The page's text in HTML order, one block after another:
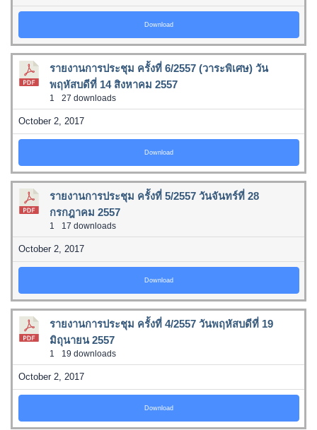
Download
รายงานการประชุม ครั้งที่ 6/2557 (วาระพิเศษ) วัน
พฤหัสบดีที่ 14 สิงหาคม 2557
1 27 downloads
October 2, 2017
Download
รายงานการประชุม ครั้งที่ 5/2557 วันจันทร์ที่ 28
กรกฎาคม 2557
1 17 downloads
October 2, 2017
Download
รายงานการประชุม ครั้งที่ 4/2557 วันพฤหัสบดีที่ 19
มิถุนายน 2557
1 19 downloads
October 2, 2017
Download